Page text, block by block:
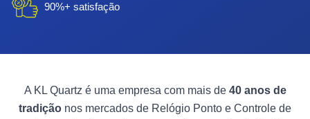
90%+ satisfação
A KL Quartz é uma empresa com mais de 40 anos de
tradição nos mercados de Relógio Ponto e Controle de